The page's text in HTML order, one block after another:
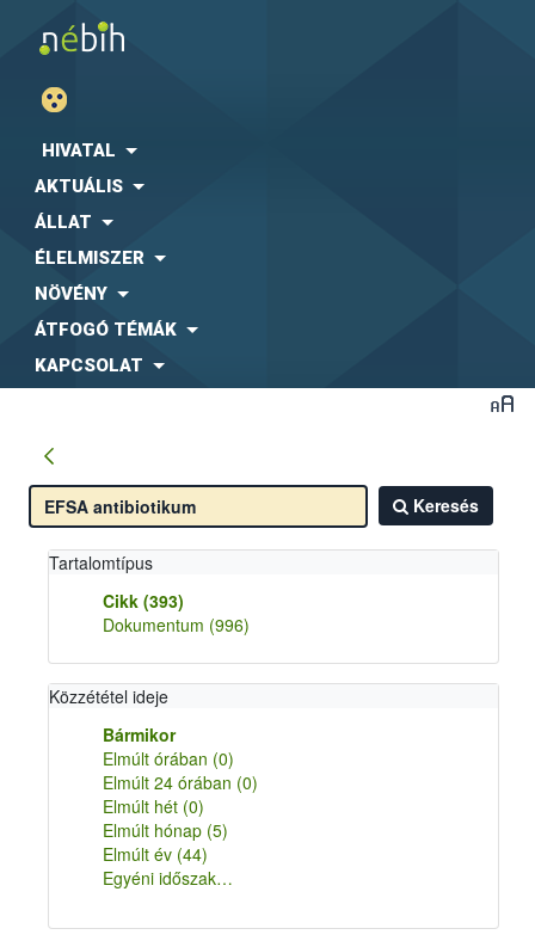
HIVATAL
AKTUÁLIS
ÁLLAT
ÉLELMISZER
NÖVÉNY
ÁTFOGÓ TÉMÁK
KAPCSOLAT
Keresés
Tartalomtípus
Cikk (393)
Dokumentum (996)
Közzététel ideje
Bármikor
Elmúlt órában (0)
Elmúlt 24 órában (0)
Elmúlt hét (0)
Elmúlt hónap (5)
Elmúlt év (44)
Egyéni időszak…